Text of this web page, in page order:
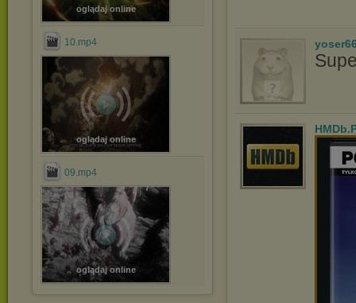
oglądaj online
10.mp4
oglądaj online
09.mp4
oglądaj online